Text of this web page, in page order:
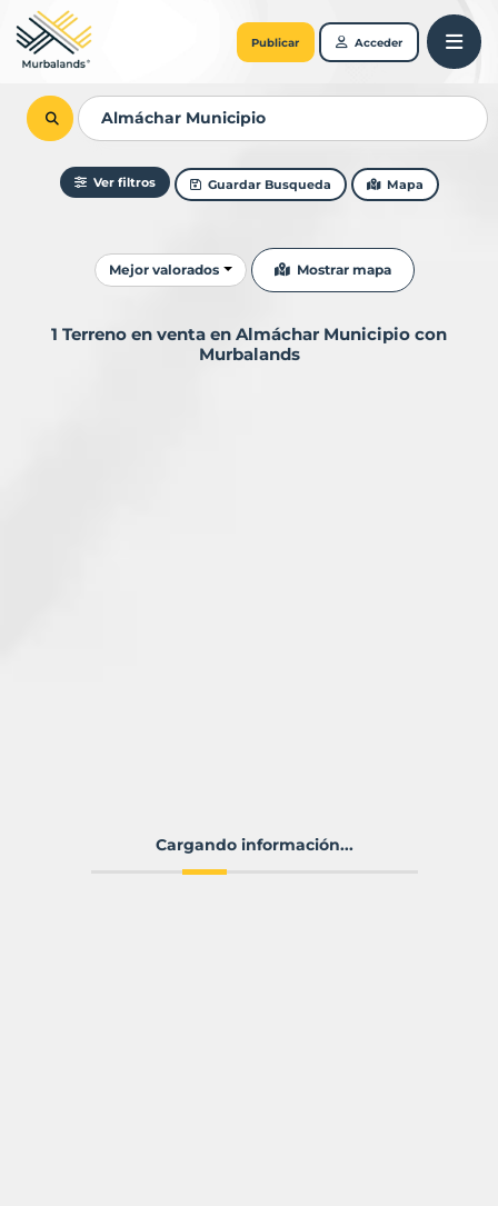
Publicar Acceder
Ver filtros Guardar Busqueda Mapa
Ordenar resultados
Mejor valorados Mostrar mapa
1 Terreno en venta en Almáchar Municipio con
Murbalands
Cargando información...